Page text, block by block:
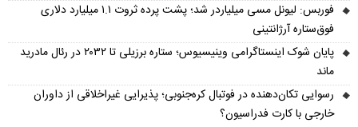
فوربس: لیونل مسی میلیاردر شد؛ پشت پرده ثروت ۱.۱ میلیارد دلاری
فوق‌ستاره آرژانتینی
پایان شوک اینستاگرامی وینیسیوس؛ ستاره برزیلی تا ۲۰۳۲ در رئال مادرید
ماند
رسوایی تکان‌دهنده در فوتبال کره‌جنوبی؛ پذیرایی غیراخلاقی از داوران
خارجی با کارت فدراسیون؟